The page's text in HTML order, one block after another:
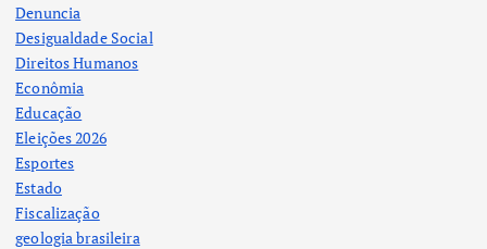
Denuncia
Desigualdade Social
Direitos Humanos
Econômia
Educação
Eleições 2026
Esportes
Estado
Fiscalização
geologia brasileira